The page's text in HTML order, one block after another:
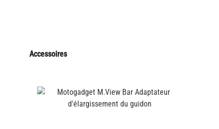
Accessoires